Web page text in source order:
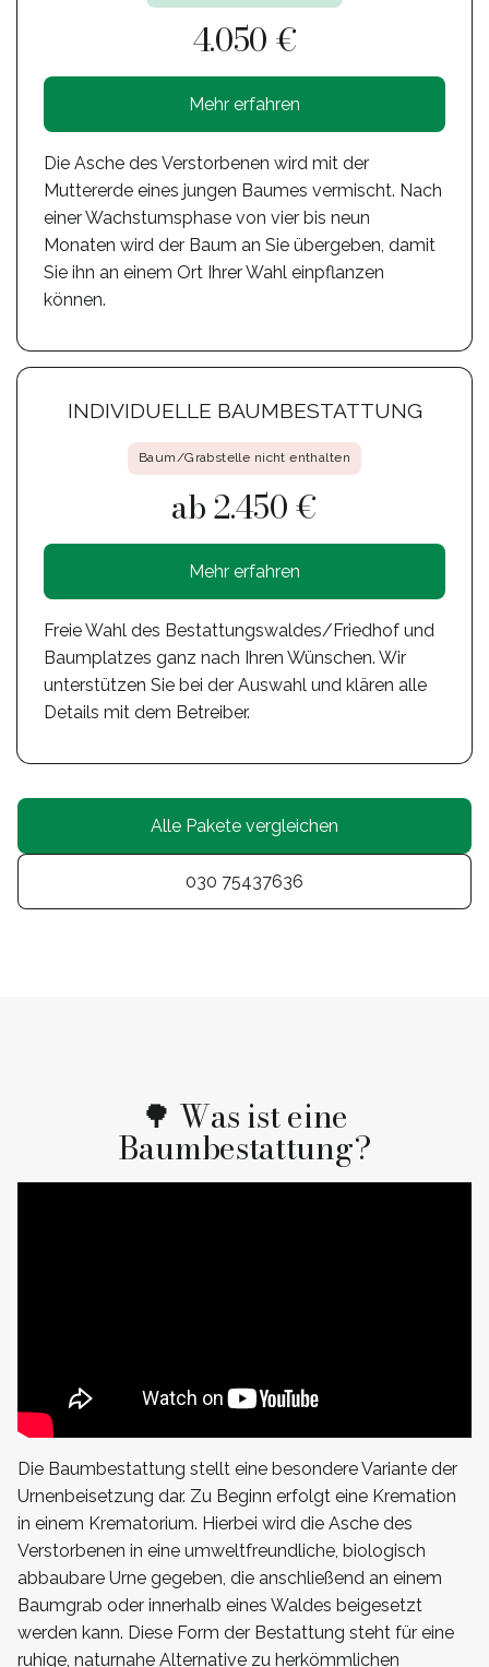
4.050 €
Mehr erfahren
Die Asche des Verstorbenen wird mit der
Muttererde eines jungen Baumes vermischt. Nach
einer Wachstumsphase von vier bis neun
Monaten wird der Baum an Sie übergeben, damit
Sie ihn an einem Ort Ihrer Wahl einpflanzen
können.
INDIVIDUELLE BAUMBESTATTUNG
Baum/Grabstelle nicht enthalten
ab 2.450 €
Mehr erfahren
Freie Wahl des Bestattungswaldes/Friedhof und
Baumplatzes ganz nach Ihren Wünschen. Wir
unterstützen Sie bei der Auswahl und klären alle
Details mit dem Betreiber.
Alle Pakete vergleichen
030 75437636
🌳 Was ist eine
Baumbestattung?
Die Baumbestattung stellt eine besondere Variante der
Urnenbeisetzung dar. Zu Beginn erfolgt eine Kremation
in einem Krematorium. Hierbei wird die Asche des
Verstorbenen in eine umweltfreundliche, biologisch
abbaubare Urne gegeben, die anschließend an einem
Baumgrab oder innerhalb eines Waldes beigesetzt
werden kann. Diese Form der Bestattung steht für eine
ruhige, naturnahe Alternative zu herkömmlichen